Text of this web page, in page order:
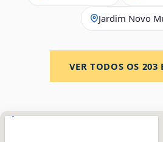
Jardim Novo
VER TODOS OS 203